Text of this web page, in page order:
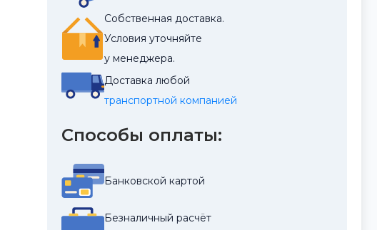
Собственная доставка.
Условия уточняйте
у менеджера.
Доставка любой
транспортной компанией
Способы оплаты:
Банковской картой
Безналичный расчёт